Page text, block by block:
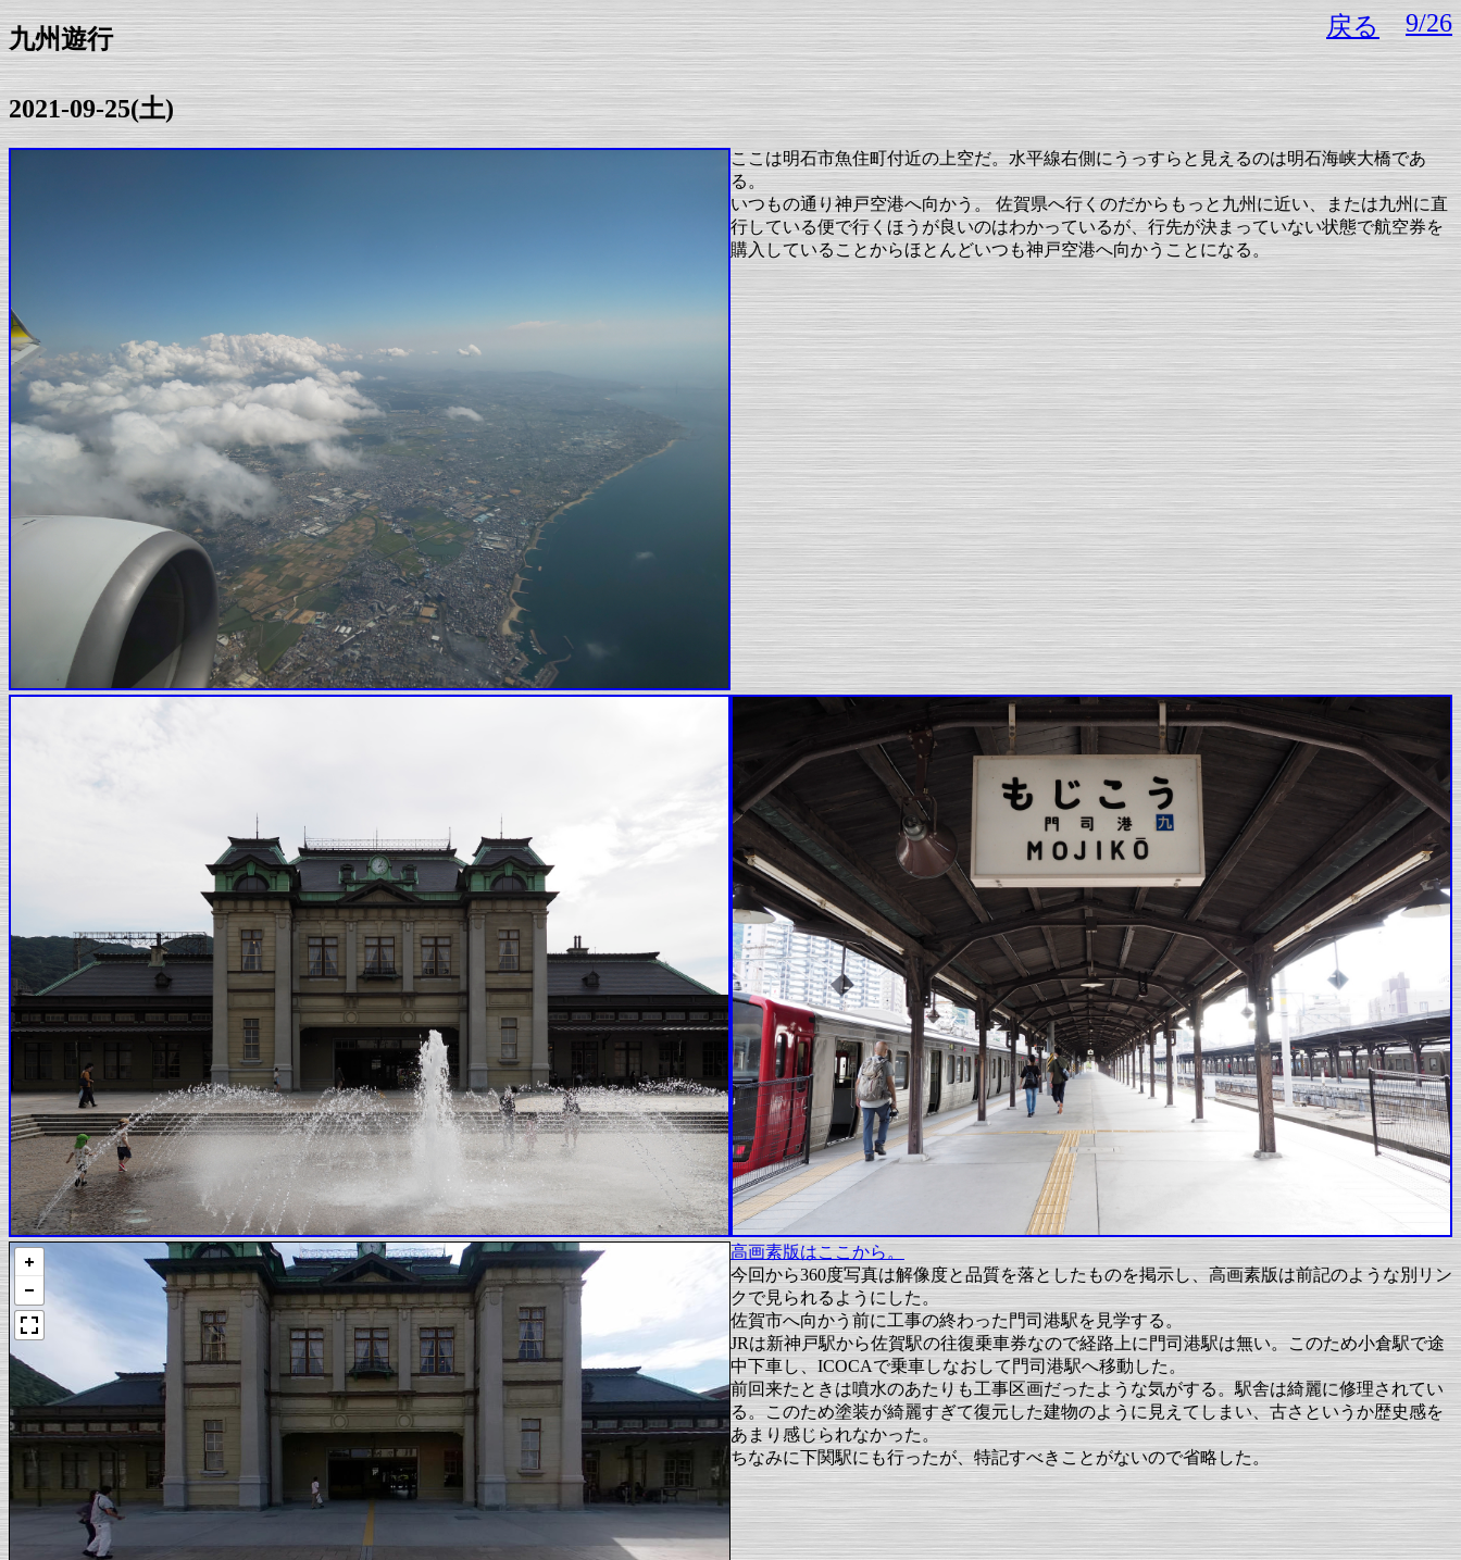
九州遊行 戻る 9/26
2021-09-25(土)
ここは明石市魚住町付近の上空だ。水平線右側にうっすらと見えるのは明石海峡大橋であ
る。
いつもの通り神戸空港へ向かう。 佐賀県へ行くのだからもっと九州に近い、または九州に直
行している便で行くほうが良いのはわかっているが、行先が決まっていない状態で航空券を
購入していることからほとんどいつも神戸空港へ向かうことになる。
高画素版はここから。
今回から360度写真は解像度と品質を落としたものを掲示し、高画素版は前記のような別リン
クで見られるようにした。
佐賀市へ向かう前に工事の終わった門司港駅を見学する。
JRは新神戸駅から佐賀駅の往復乗車券なので経路上に門司港駅は無い。このため小倉駅で途
中下車し、ICOCAで乗車しなおして門司港駅へ移動した。
前回来たときは噴水のあたりも工事区画だったような気がする。駅舎は綺麗に修理されてい
る。このため塗装が綺麗すぎて復元した建物のように見えてしまい、古さというか歴史感を
あまり感じられなかった。
ちなみに下関駅にも行ったが、特記すべきことがないので省略した。